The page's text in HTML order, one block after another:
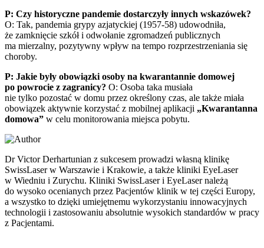
P: Czy historyczne pandemie dostarczyły innych wskazówek?
O: Tak, pandemia grypy azjatyckiej (1957-58) udowodniła,
że zamknięcie szkół i odwołanie zgromadzeń publicznych
ma mierzalny, pozytywny wpływ na tempo rozprzestrzeniania się
choroby.
P: Jakie były obowiązki osoby na kwarantannie domowej
po powrocie z zagranicy? O: Osoba taka musiała
nie tylko pozostać w domu przez określony czas, ale także miała
obowiązek aktywnie korzystać z mobilnej aplikacji „Kwarantanna
domowa” w celu monitorowania miejsca pobytu.
Dr Victor Derhartunian z sukcesem prowadzi własną klinikę
SwissLaser w Warszawie i Krakowie, a także kliniki EyeLaser
w Wiedniu i Zurychu. Kliniki SwissLaser i EyeLaser należą
do wysoko ocenianych przez Pacjentów klinik w tej części Europy,
a wszystko to dzięki umiejętnemu wykorzystaniu innowacyjnych
technologii i zastosowaniu absolutnie wysokich standardów w pracy
z Pacjentami.